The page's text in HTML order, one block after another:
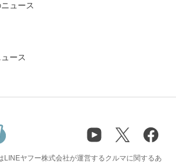
ュース
ース
LINEヤフー株式会社が運営するクルマに関するあ